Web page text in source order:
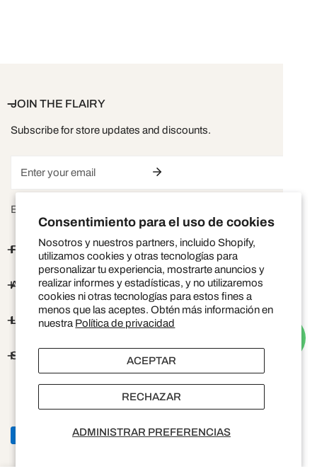
Consentimiento para el uso de cookies
Nosotros y nuestros partners, incluido Shopify,
utilizamos cookies y otras tecnologías para
personalizar tu experiencia, mostrarte anuncios y
realizar informes y estadísticas, y no utilizaremos
cookies ni otras tecnologías para estos fines a
menos que las aceptes. Obtén más información en
nuestra Política de privacidad
ADMINISTRAR PREFERENCIAS
ACEPTAR
RECHAZAR
JOIN THE FLAIRY
Subscribe for store updates and discounts.
electrónico
By subscribing you agree to the
PRESETS
ABOUT
LINKS
SHOP
a
© 2026,Joyería Milena.Tecnología de Shopify
pago